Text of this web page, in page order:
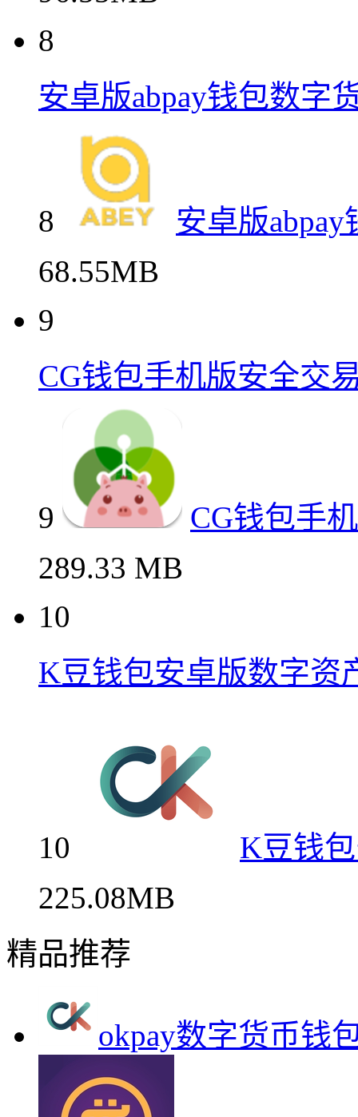
8
安卓版abpay钱包数字
8
安卓版
68.55MB
9
CG钱包手机版安全交
9
CG钱包手
289.33 MB
10
K豆钱包安卓版数字资
10
K豆钱
225.08MB
精品推荐
okpay数字货币钱